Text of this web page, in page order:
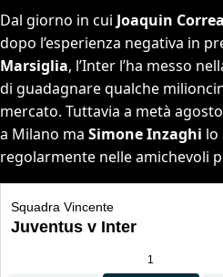
Dal giorno in cui Joaquin Correa
dopo l’esperienza negativa in
Marsiglia, l’Inter l’ha messo
di guadagnare qualche
mercato. Tuttavia a metà
a Milano ma Simone Inzaghi lo
regolarmente nelle amichevoli